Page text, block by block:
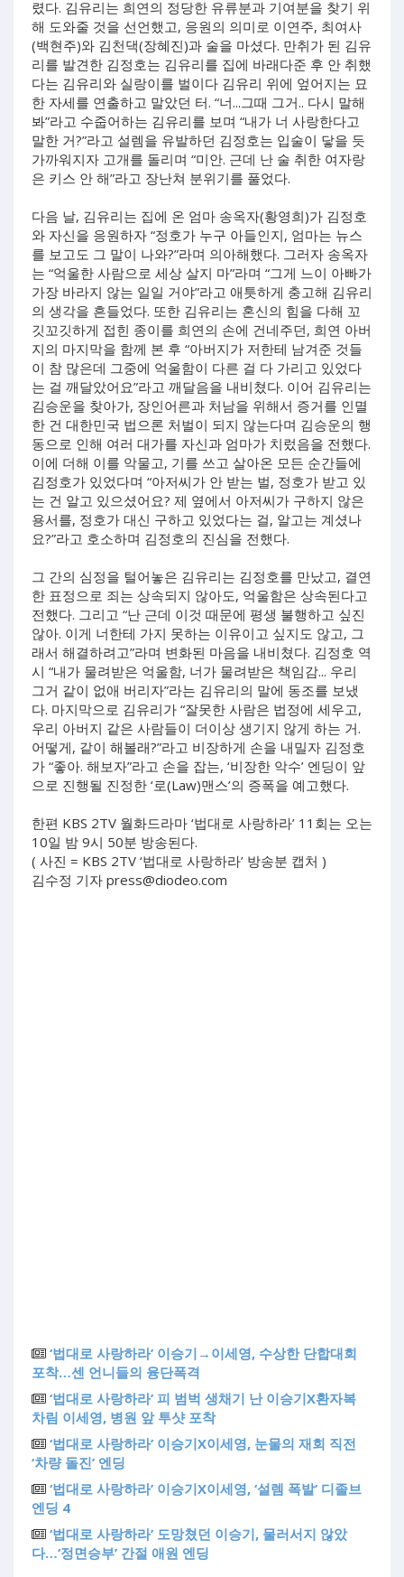
렸다. 김유리는 희연의 정당한 유류분과 기여분을 찾기 위
해 도와줄 것을 선언했고, 응원의 의미로 이연주, 최여사
(백현주)와 김천댁(장혜진)과 술을 마셨다. 만취가 된 김유
리를 발견한 김정호는 김유리를 집에 바래다준 후 안 취했
다는 김유리와 실랑이를 벌이다 김유리 위에 엎어지는 묘
한 자세를 연출하고 말았던 터. “너...그때 그거.. 다시 말해
봐”라고 수줍어하는 김유리를 보며 “내가 너 사랑한다고
말한 거?”라고 설렘을 유발하던 김정호는 입술이 닿을 듯
가까워지자 고개를 돌리며 “미안. 근데 난 술 취한 여자랑
은 키스 안 해”라고 장난쳐 분위기를 풀었다.
다음 날, 김유리는 집에 온 엄마 송옥자(황영희)가 김정호
와 자신을 응원하자 “정호가 누구 아들인지, 엄마는 뉴스
를 보고도 그 말이 나와?”라며 의아해했다. 그러자 송옥자
는 “억울한 사람으로 세상 살지 마”라며 “그게 느이 아빠가
가장 바라지 않는 일일 거야”라고 애틋하게 충고해 김유리
의 생각을 흔들었다. 또한 김유리는 혼신의 힘을 다해 꼬
깃꼬깃하게 접힌 종이를 희연의 손에 건네주던, 희연 아버
지의 마지막을 함께 본 후 “아버지가 저한테 남겨준 것들
이 참 많은데 그중에 억울함이 다른 걸 다 가리고 있었다
는 걸 깨달았어요”라고 깨달음을 내비쳤다. 이어 김유리는
김승운을 찾아가, 장인어른과 처남을 위해서 증거를 인멸
한 건 대한민국 법으론 처벌이 되지 않는다며 김승운의 행
동으로 인해 여러 대가를 자신과 엄마가 치렀음을 전했다.
이에 더해 이를 악물고, 기를 쓰고 살아온 모든 순간들에
김정호가 있었다며 “아저씨가 안 받는 벌, 정호가 받고 있
는 건 알고 있으셨어요? 제 옆에서 아저씨가 구하지 않은
용서를, 정호가 대신 구하고 있었다는 걸, 알고는 계셨나
요?”라고 호소하며 김정호의 진심을 전했다.
그 간의 심정을 털어놓은 김유리는 김정호를 만났고, 결연
한 표정으로 죄는 상속되지 않아도, 억울함은 상속된다고
전했다. 그리고 “난 근데 이것 때문에 평생 불행하고 싶진
않아. 이게 너한테 가지 못하는 이유이고 싶지도 않고, 그
래서 해결하려고”라며 변화된 마음을 내비쳤다. 김정호 역
시 “내가 물려받은 억울함, 너가 물려받은 책임감... 우리
그거 같이 없애 버리자”라는 김유리의 말에 동조를 보냈
다. 마지막으로 김유리가 “잘못한 사람은 법정에 세우고,
우리 아버지 같은 사람들이 더이상 생기지 않게 하는 거.
어떻게, 같이 해볼래?”라고 비장하게 손을 내밀자 김정호
가 “좋아. 해보자”라고 손을 잡는, ‘비장한 악수’ 엔딩이 앞
으로 진행될 진정한 ‘로(Law)맨스’의 증폭을 예고했다.
한편 KBS 2TV 월화드라마 ‘법대로 사랑하라’ 11회는 오는
10일 밤 9시 50분 방송된다.
( 사진 = KBS 2TV ‘법대로 사랑하라’ 방송분 캡처 )
김수정 기자 press@diodeo.com
‘법대로 사랑하라’ 이승기→이세영, 수상한 단합대회
포착…센 언니들의 융단폭격
‘법대로 사랑하라’ 피 범벅 생채기 난 이승기X환자복
차림 이세영, 병원 앞 투샷 포착
‘법대로 사랑하라’ 이승기X이세영, 눈물의 재회 직전
‘차량 돌진’ 엔딩
‘법대로 사랑하라’ 이승기X이세영, ‘설렘 폭발’ 디졸브
엔딩 4
‘법대로 사랑하라’ 도망쳤던 이승기, 물러서지 않았
다…‘정면승부’ 간절 애원 엔딩